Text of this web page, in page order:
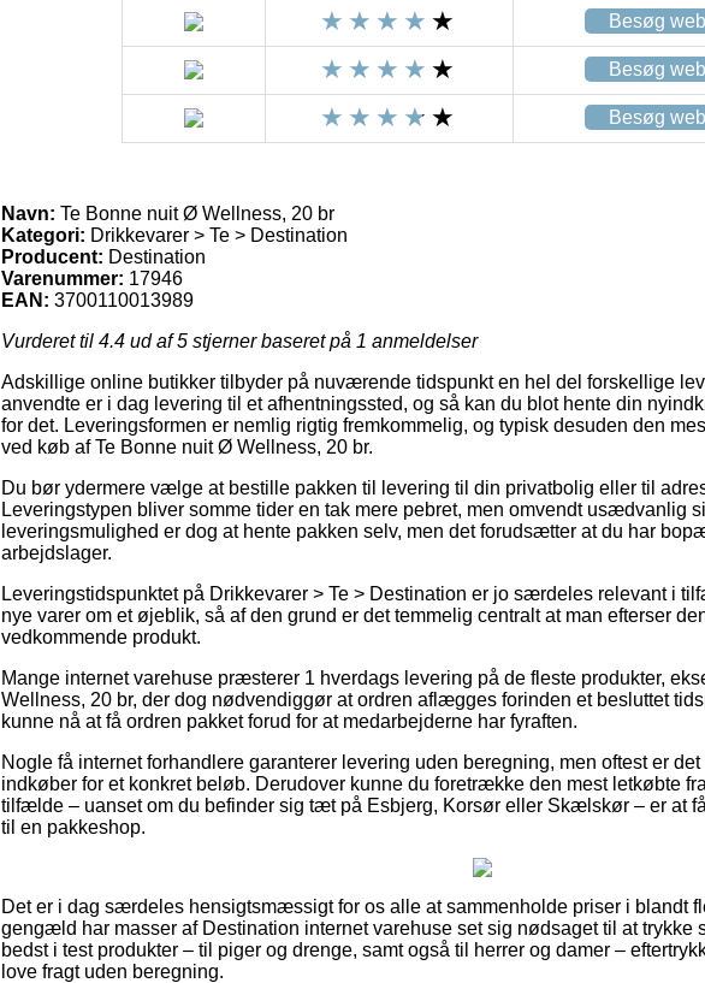
Besøg
Besøg
Besøg
Navn: Te Bonne nuit Ø Wellness, 20 br
Kategori: Drikkevarer > Te > Destination
Producent: Destination
Varenummer: 17946
EAN: 3700110013989
Vurderet til 4.4 ud af 5 stjerner baseret på 1 anmeldelser
Adskillige online butikker tilbyder på nuværende tidspunkt en hel del forskellige
anvendte er i dag levering til et afhentningssted, og så kan du blot hente din
for det. Leveringsformen er nemlig rigtig fremkommelig, og typisk desuden den
ved køb af Te Bonne nuit Ø Wellness, 20 br.
Du bør ydermere vælge at bestille pakken til levering til din privatbolig eller til
Leveringstypen bliver somme tider en tak mere pebret, men omvendt usædvanlig
leveringsmulighed er dog at hente pakken selv, men det forudsætter at du har
arbejdslager.
Leveringstidspunktet på Drikkevarer > Te > Destination er jo særdeles relevant i
nye varer om et øjeblik, så af den grund er det temmelig centralt at man efterser
vedkommende produkt.
Mange internet varehuse præsterer 1 hverdags levering på de fleste produkter,
Wellness, 20 br, der dog nødvendiggør at ordren aflægges forinden et besluttet
kunne nå at få ordren pakket forud for at medarbejderne har fyraften.
Nogle få internet forhandlere garanterer levering uden beregning, men oftest er
indkøber for et konkret beløb. Derudover kunne du foretrække den mest letkøbte
tilfælde – uanset om du befinder sig tæt på Esbjerg, Korsør eller Skælskør – er at
til en pakkeshop.
Det er i dag særdeles hensigtsmæssigt for os alle at sammenholde priser i blandt
gengæld har masser af Destination internet varehuse set sig nødsaget til at
bedst i test produkter – til piger og drenge, samt også til herrer og damer –
love fragt uden beregning.